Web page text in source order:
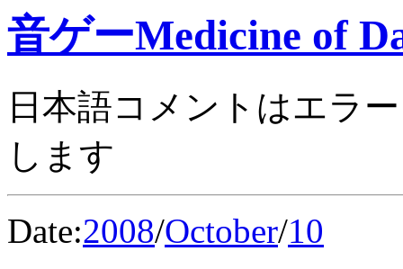
音ゲーMedicine of
日本語コメントはエラ
します
Date:2008/October/10